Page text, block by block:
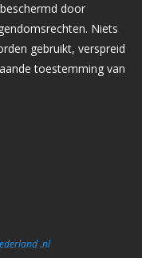
door
Niets
gebruikt, verspreid
toestemming van
.nl